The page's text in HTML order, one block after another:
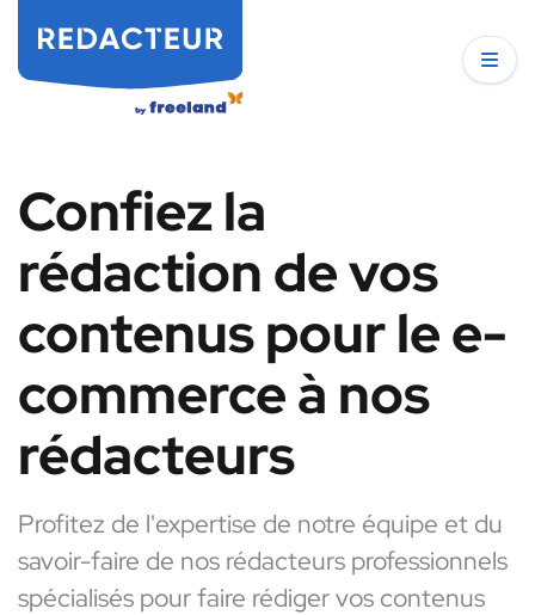
Confiez la
rédaction de vos
contenus pour le e-
commerce à nos
rédacteurs
Profitez de l'expertise de notre équipe et du
savoir-faire de nos rédacteurs professionnels
spécialisés pour faire rédiger vos contenus